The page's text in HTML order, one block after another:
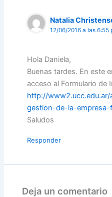
Natalia
12/06/2016 a las 6:55
Hola Daniela,
Buenas tardes. En este
acceso al Formulario de
http://
gestion-de-la-empresa-
Saludos
Responder
Deja un comentario